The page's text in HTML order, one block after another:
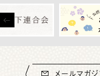
メールマガジ